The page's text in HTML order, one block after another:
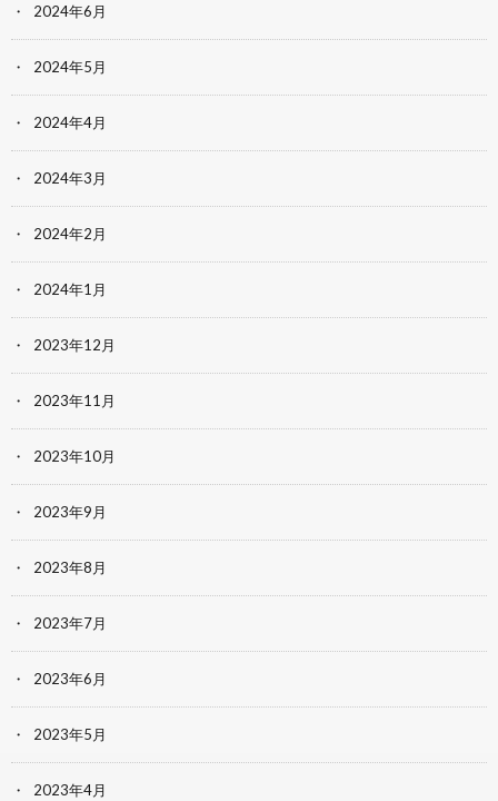
2024年6月
2024年5月
2024年4月
2024年3月
2024年2月
2024年1月
2023年12月
2023年11月
2023年10月
2023年9月
2023年8月
2023年7月
2023年6月
2023年5月
2023年4月